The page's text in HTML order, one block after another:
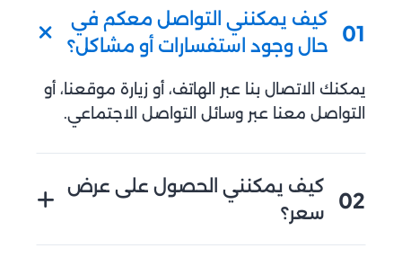
01
كيف يمكنني التواصل معكم في
حال وجود استفسارات أو مشاكل؟
يمكنك الاتصال بنا عبر الهاتف، أو زيارة موقعنا، أو
التواصل معنا عبر وسائل التواصل الاجتماعي.
02
كيف يمكنني الحصول على عرض
سعر؟